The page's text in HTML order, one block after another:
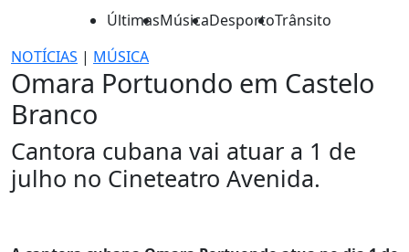
ÚltimasMúsicaDesportoTrânsito
NOTÍCIAS | MÚSICA
Omara Portuondo em Castelo
Branco
Cantora cubana vai atuar a 1 de
julho no Cineteatro Avenida.